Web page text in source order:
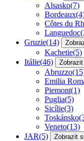
Alsasko(7)
Bordeaux
Côtes du
Languedoc
Gruzie(14)
Kachetie(5)
Itálie(46)
Abruzzo
Emilia
Piemont(1)
Puglia(5)
Sicílie(3)
Toskánsko
Veneto(13)
JAR(5) Zobrazit